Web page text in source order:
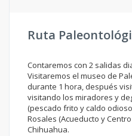
Ruta
Contaremos con 2 salidas
Visitaremos el museo de
durante 1 hora, después
visitando los miradores y
(pescado frito y caldo
Rosales (Acueducto y
Chihuahua.